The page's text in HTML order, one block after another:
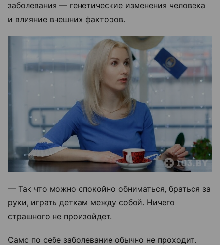
заболевания — генетические изменения человека
и влияние внешних факторов.
— Так что можно спокойно обниматься, браться за
руки, играть деткам между собой. Ничего
страшного не произойдет.
Само по себе заболевание обычно не проходит.